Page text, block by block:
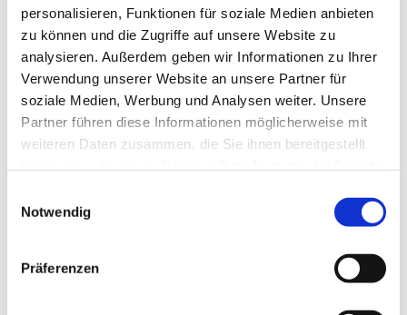
personalisieren, Funktionen für soziale Medien anbieten
zu können und die Zugriffe auf unsere Website zu
analysieren. Außerdem geben wir Informationen zu Ihrer
Verwendung unserer Website an unsere Partner für
soziale Medien, Werbung und Analysen weiter. Unsere
Partner führen diese Informationen möglicherweise mit
weiteren Daten zusammen, die Sie ihnen bereitgestellt
Notwendig
Präferenzen